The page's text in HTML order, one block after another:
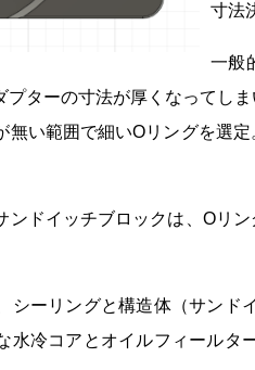
寸法
一般
ターの寸法が厚くなってしま
無い範囲で細いOリングを選
ンドイッチブロックは、Oリ
シーリングと構造体（サンド
水冷コアとオイルフィール